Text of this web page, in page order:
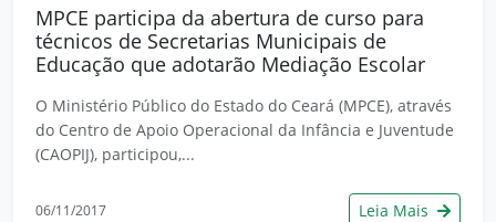
MPCE participa da abertura de curso para
técnicos de Secretarias Municipais de
Educação que adotarão Mediação Escolar
O Ministério Público do Estado do Ceará (MPCE), através
do Centro de Apoio Operacional da Infância e Juventude
(CAOPIJ), participou,...
06/11/2017 Leia Mais